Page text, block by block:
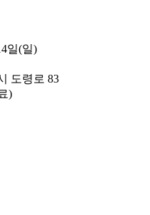
일(일)
도령로 83
)